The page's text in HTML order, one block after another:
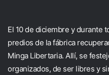
El 10 de diciembre y durante
predios de la fábrica
Minga Libertaria. Allí, se
organizados, de ser libres y